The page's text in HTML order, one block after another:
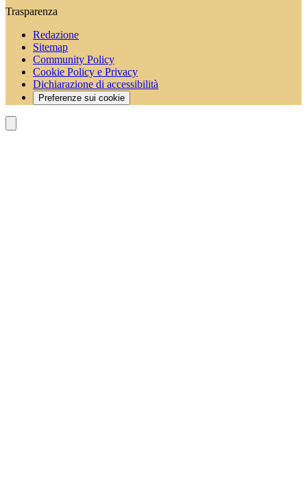
Trasparenza
Redazione
Sitemap
Community Policy
Cookie Policy e Privacy
Dichiarazione di accessibilità
Preferenze sui cookie